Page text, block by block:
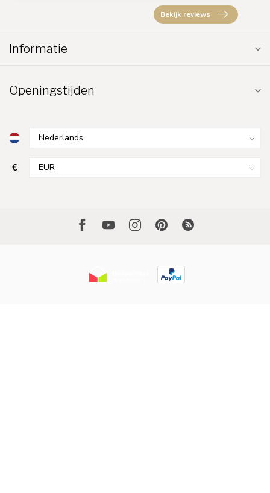
Bekijk reviews
Informatie
Openingstijden
€